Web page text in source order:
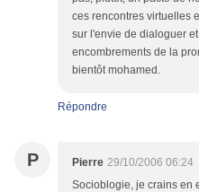
ces rencontres virtuelles
sur l'envie de dialoguer
encombrements de la
bientôt mohamed.
Répondre
P Pierre 29/10/2006 06:24
Socioblogie, je crains en